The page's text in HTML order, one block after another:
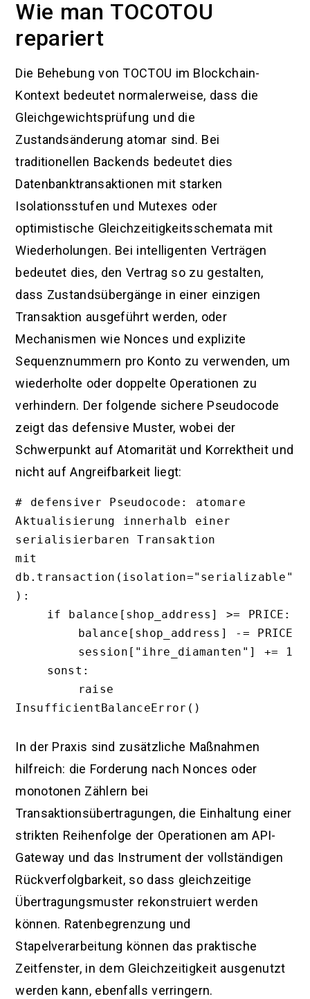
Wie man TOCOTOU
repariert
Die Behebung von TOCTOU im Blockchain-
Kontext bedeutet normalerweise, dass die
Gleichgewichtsprüfung und die
Zustandsänderung atomar sind. Bei
traditionellen Backends bedeutet dies
Datenbanktransaktionen mit starken
Isolationsstufen und Mutexes oder
optimistische Gleichzeitigkeitsschemata mit
Wiederholungen. Bei intelligenten Verträgen
bedeutet dies, den Vertrag so zu gestalten,
dass Zustandsübergänge in einer einzigen
Transaktion ausgeführt werden, oder
Mechanismen wie Nonces und explizite
Sequenznummern pro Konto zu verwenden, um
wiederholte oder doppelte Operationen zu
verhindern. Der folgende sichere Pseudocode
zeigt das defensive Muster, wobei der
Schwerpunkt auf Atomarität und Korrektheit und
nicht auf Angreifbarkeit liegt:
# defensiver Pseudocode: atomare
Aktualisierung innerhalb einer
serialisierbaren Transaktion
mit
db.transaction(isolation="serializable"
):
InsufficientBalanceError()
In der Praxis sind zusätzliche Maßnahmen
hilfreich: die Forderung nach Nonces oder
monotonen Zählern bei
Transaktionsübertragungen, die Einhaltung einer
strikten Reihenfolge der Operationen am API-
Gateway und das Instrument der vollständigen
Rückverfolgbarkeit, so dass gleichzeitige
Übertragungsmuster rekonstruiert werden
können. Ratenbegrenzung und
Stapelverarbeitung können das praktische
Zeitfenster, in dem Gleichzeitigkeit ausgenutzt
werden kann, ebenfalls verringern.